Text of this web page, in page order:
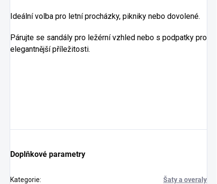
Ideální volba pro letní procházky, pikniky nebo dovolené.
Párujte se sandály pro ležérní vzhled nebo s podpatky pro
elegantnější příležitosti.
Doplňkové parametry
Kategorie: Šaty a overaly